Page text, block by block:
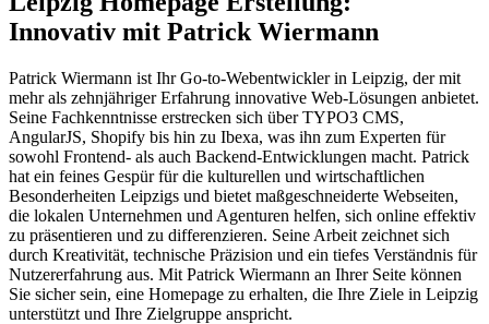
Innovativ mit Patrick Wiermann
Patrick Wiermann ist Ihr Go-to-Webentwickler in Leipzig, der mit
mehr als zehnjähriger Erfahrung innovative Web-Lösungen anbietet.
Seine Fachkenntnisse erstrecken sich über TYPO3 CMS,
AngularJS, Shopify bis hin zu Ibexa, was ihn zum Experten für
sowohl Frontend- als auch Backend-Entwicklungen macht. Patrick
hat ein feines Gespür für die kulturellen und wirtschaftlichen
Besonderheiten Leipzigs und bietet maßgeschneiderte Webseiten,
die lokalen Unternehmen und Agenturen helfen, sich online effektiv
zu präsentieren und zu differenzieren. Seine Arbeit zeichnet sich
durch Kreativität, technische Präzision und ein tiefes Verständnis für
Nutzererfahrung aus. Mit Patrick Wiermann an Ihrer Seite können
Sie sicher sein, eine Homepage zu erhalten, die Ihre Ziele in Leipzig
unterstützt und Ihre Zielgruppe anspricht.